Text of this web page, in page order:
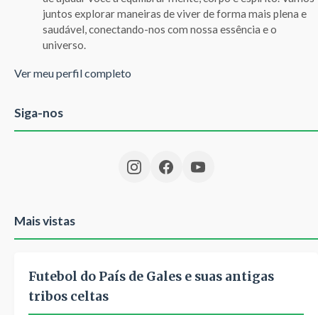
juntos explorar maneiras de viver de forma mais plena e
saudável, conectando-nos com nossa essência e o
universo.
Ver meu perfil completo
Siga-nos
Mais vistas
Futebol do País de Gales e suas antigas
tribos celtas